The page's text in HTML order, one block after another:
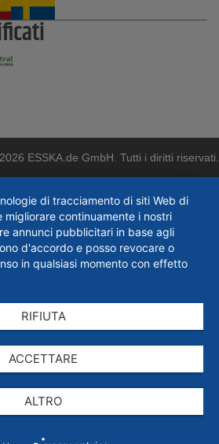
ESSKA.de GmbH. Tutti i diritti riservati.
di tracciamento di siti Web di
continuamente i nostri
annunci pubblicitari in base agli
d'accordo e posso revocare o
in qualsiasi momento con effetto
RIFIUTA
ACCETTARE
ALTRO